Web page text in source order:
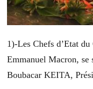
1)-Les Chefs d’Etat
Emmanuel Macron,
Boubacar KEITA,